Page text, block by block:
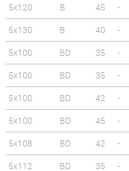
5x120
B 45 -
5x130
B 40 -
5x100
BD 35 -
5x100
BD 35 -
5x100
BD 42 -
5x100
BD 45 -
5x108
BD 42 -
5x112
BD 35 -